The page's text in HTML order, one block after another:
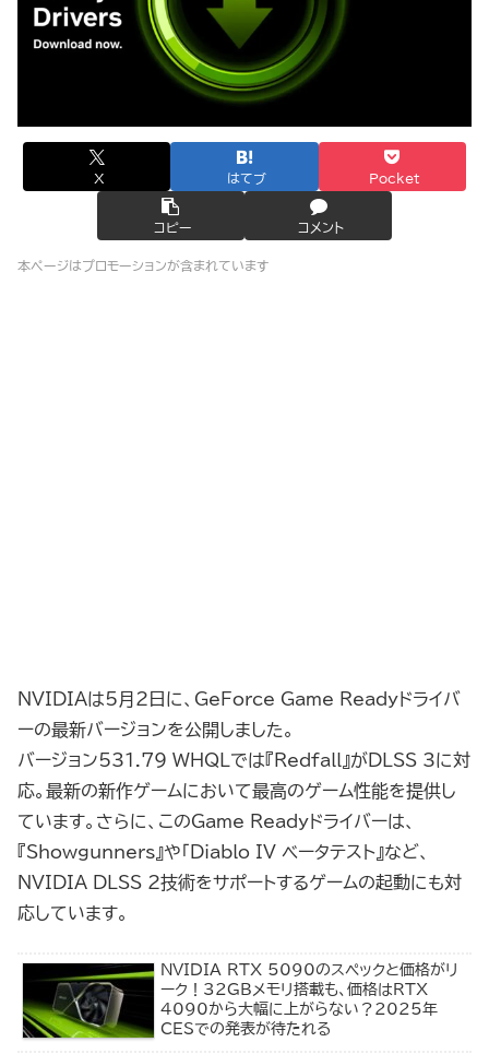
X はてブ Pocket
コピー コメント
本ページはプロモーションが含まれています
NVIDIAは5月2日に、GeForce Game Readyドライバ
ーの最新バージョンを公開しました。
バージョン531.79 WHQLでは『Redfall』がDLSS 3に対
応。最新の新作ゲームにおいて最高のゲーム性能を提供し
ています。さらに、このGame Readyドライバーは、
『Showgunners』や「Diablo IV ベータテスト』など、
NVIDIA DLSS 2技術をサポートするゲームの起動にも対
応しています。
NVIDIA RTX 5090のスペックと価格がリ
ーク！32GBメモリ搭載も、価格はRTX
4090から大幅に上がらない？2025年
CESでの発表が待たれる